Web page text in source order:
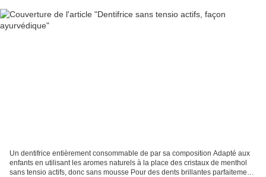
Un dentifrice entièrement consommable de par sa composition Adapté aux
enfants en utilisant les aromes naturels à la place des cristaux de menthol
sans tensio actifs, donc sans mousse Pour des dents brillantes parfaitement